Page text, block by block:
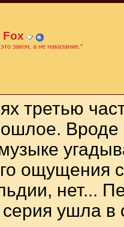
Fox
закон, а не наказание.*
третью
Вроде
ощущения
нет...
ушла в